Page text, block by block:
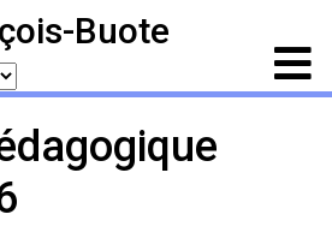
Buote